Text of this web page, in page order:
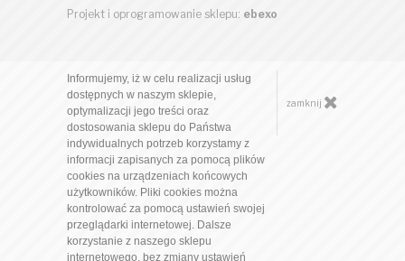
Projekt i oprogramowanie sklepu: ebexo
Informujemy, iż w celu realizacji usług
dostępnych w naszym sklepie,
optymalizacji jego treści oraz
dostosowania sklepu do Państwa
indywidualnych potrzeb korzystamy z
informacji zapisanych za pomocą plików
cookies na urządzeniach końcowych
użytkowników. Pliki cookies można
kontrolować za pomocą ustawień swojej
przeglądarki internetowej. Dalsze
korzystanie z naszego sklepu
internetowego, bez zmiany ustawień
zamknij